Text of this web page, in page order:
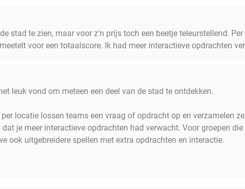
stad te zien, maar voor z’n prijs toch een beetje teleurstellend.
voor een totaalscore. Ik had meer interactieve opdrachten
leuk vond om meteen een deel van de stad te ontdekken.
locatie lossen teams een vraag of opdracht op en verzamelen
je meer interactieve opdrachten had verwacht. Voor groepen die
ook uitgebreidere spellen met extra opdrachten en interactie.